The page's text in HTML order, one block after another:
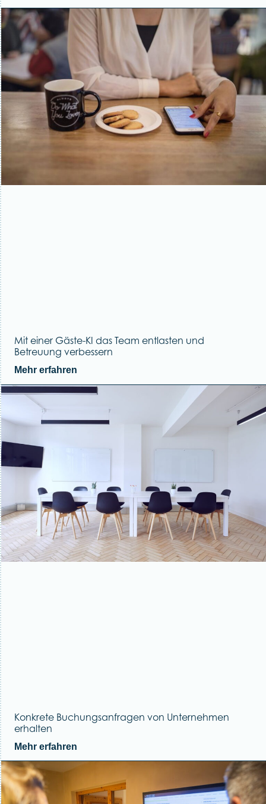
Mit einer Gäste-KI das Team entlasten und
Betreuung verbessern
Mehr erfahren
Konkrete Buchungsanfragen von Unternehmen
erhalten
Mehr erfahren